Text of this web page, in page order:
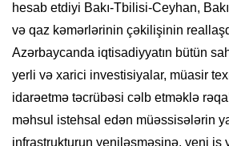
hesab etdiyi Bakı-Tbilisi-Ceyhan,
və qaz kəmərlərinin çəkilişinin
Azərbaycanda iqtisadiyyatın bütün
yerli və xarici investisiyalar, müasir
idarəetmə təcrübəsi cəlb etməklə
məhsul istehsal edən müəssisələrin
infrastrukturun yeniləşməsinə, yeni iş